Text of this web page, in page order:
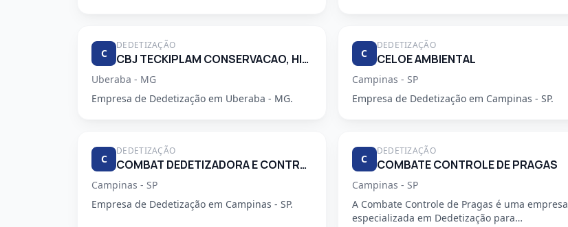
C
DEDETIZAÇÃO
CBJ TECKIPLAM CONSERVACAO, HIGIENIZACAO E LIMPEZA.
Uberaba - MG
Empresa de Dedetização em Uberaba - MG.
C
DEDETIZAÇÃO
CELOE AMBIENTAL
Campinas - SP
Empresa de Dedetização em Campinas - SP.
C
DEDETIZAÇÃO
COMBAT DEDETIZADORA E CONTROLE DE PRAGAS URBANAS
Campinas - SP
Empresa de Dedetização em Campinas - SP.
C
DEDETIZAÇÃO
COMBATE CONTROLE DE PRAGAS
Campinas - SP
A Combate Controle de Pragas é uma empresa
especializada em Dedetização para